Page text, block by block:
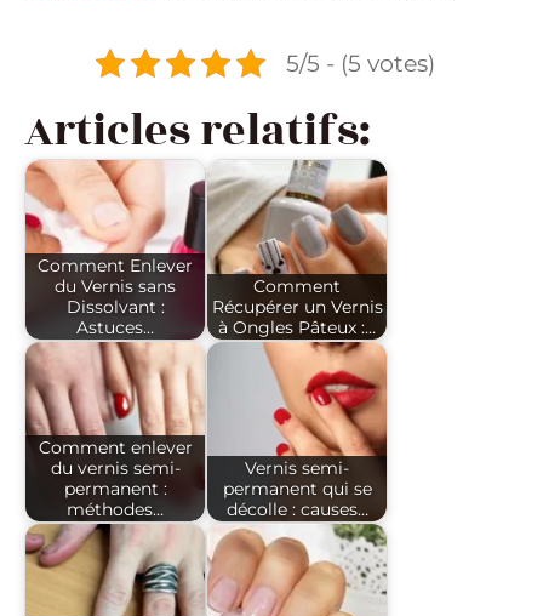
5/5 - (5 votes)
Articles relatifs:
Comment Enlever
du Vernis sans
Dissolvant :
Astuces…
Comment
Récupérer un Vernis
à Ongles Pâteux :…
Comment enlever
du vernis semi-
permanent :
méthodes…
Vernis semi-
permanent qui se
décolle : causes…